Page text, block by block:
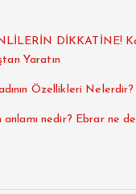
DİKKATİNE!
Yaratın
Özellikleri Nelerdir?
anlamı nedir? Ebrar ne